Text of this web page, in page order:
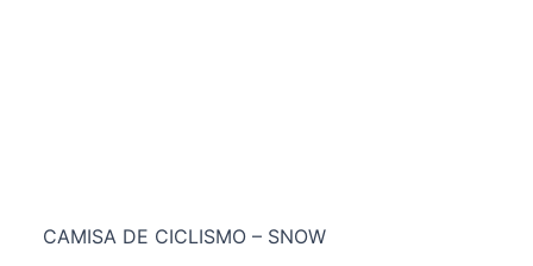
CAMISA DE CICLISMO – SNOW